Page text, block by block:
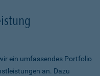
ein umfassendes Portfolio
an. Dazu